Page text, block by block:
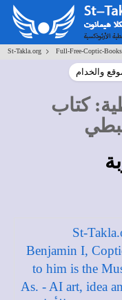
St-Takla.org > Full-Free-Coptic-Books
والخدام
:كتاب